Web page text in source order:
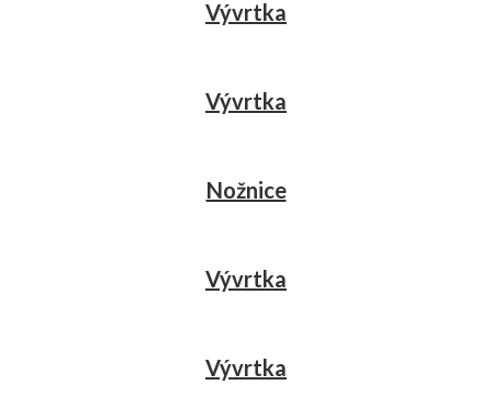
Vývrtka
Vývrtka
Nožnice
Vývrtka
Vývrtka